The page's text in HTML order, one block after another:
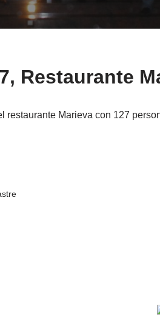
Restaurante
restaurante Marieva con 127